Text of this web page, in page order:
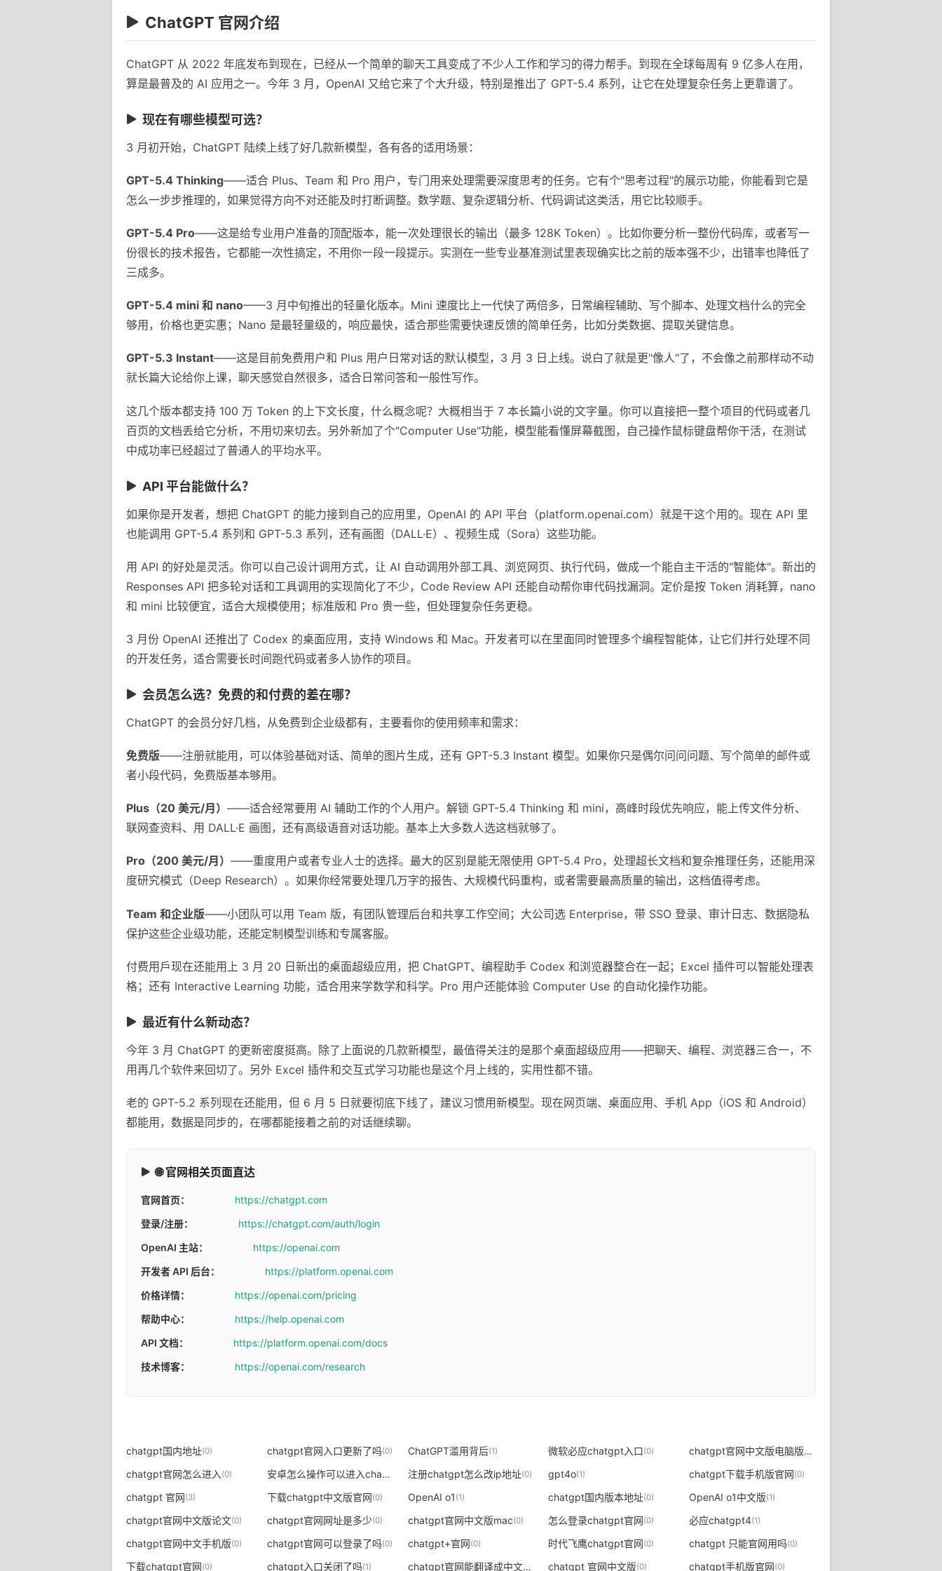
ChatGPT 官网介绍
ChatGPT 从 2022 年底发布到现在，已经从一个简单的聊天工具变成了不少人工作和学习的得力帮手。到现在全球每周有 9 亿多人在用，
算是最普及的 AI 应用之一。今年 3 月，OpenAI 又给它来了个大升级，特别是推出了 GPT-5.4 系列，让它在处理复杂任务上更靠谱了。
现在有哪些模型可选？
3 月初开始，ChatGPT 陆续上线了好几款新模型，各有各的适用场景：
GPT-5.4 Thinking——适合 Plus、Team 和 Pro 用户，专门用来处理需要深度思考的任务。它有个"思考过程"的展示功能，你能看到它是
怎么一步步推理的，如果觉得方向不对还能及时打断调整。数学题、复杂逻辑分析、代码调试这类活，用它比较顺手。
GPT-5.4 Pro——这是给专业用户准备的顶配版本，能一次处理很长的输出（最多 128K Token）。比如你要分析一整份代码库，或者写一
份很长的技术报告，它都能一次性搞定，不用你一段一段提示。实测在一些专业基准测试里表现确实比之前的版本强不少，出错率也降低了
三成多。
GPT-5.4 mini 和 nano——3 月中旬推出的轻量化版本。Mini 速度比上一代快了两倍多，日常编程辅助、写个脚本、处理文档什么的完全
够用，价格也更实惠；Nano 是最轻量级的，响应最快，适合那些需要快速反馈的简单任务，比如分类数据、提取关键信息。
GPT-5.3 Instant——这是目前免费用户和 Plus 用户日常对话的默认模型，3 月 3 日上线。说白了就是更"像人"了，不会像之前那样动不动
就长篇大论给你上课，聊天感觉自然很多，适合日常问答和一般性写作。
这几个版本都支持 100 万 Token 的上下文长度，什么概念呢？大概相当于 7 本长篇小说的文字量。你可以直接把一整个项目的代码或者几
百页的文档丢给它分析，不用切来切去。另外新加了个"Computer Use"功能，模型能看懂屏幕截图，自己操作鼠标键盘帮你干活，在测试
中成功率已经超过了普通人的平均水平。
API 平台能做什么？
如果你是开发者，想把 ChatGPT 的能力接到自己的应用里，OpenAI 的 API 平台（platform.openai.com）就是干这个用的。现在 API 里
也能调用 GPT-5.4 系列和 GPT-5.3 系列，还有画图（DALL·E）、视频生成（Sora）这些功能。
用 API 的好处是灵活。你可以自己设计调用方式，让 AI 自动调用外部工具、浏览网页、执行代码，做成一个能自主干活的"智能体"。新出的
Responses API 把多轮对话和工具调用的实现简化了不少，Code Review API 还能自动帮你审代码找漏洞。定价是按 Token 消耗算，nano
和 mini 比较便宜，适合大规模使用；标准版和 Pro 贵一些，但处理复杂任务更稳。
3 月份 OpenAI 还推出了 Codex 的桌面应用，支持 Windows 和 Mac。开发者可以在里面同时管理多个编程智能体，让它们并行处理不同
的开发任务，适合需要长时间跑代码或者多人协作的项目。
会员怎么选？免费的和付费的差在哪？
ChatGPT 的会员分好几档，从免费到企业级都有，主要看你的使用频率和需求：
免费版——注册就能用，可以体验基础对话、简单的图片生成，还有 GPT-5.3 Instant 模型。如果你只是偶尔问问问题、写个简单的邮件或
者小段代码，免费版基本够用。
Plus（20 美元/月） ——适合经常要用 AI 辅助工作的个人用户。解锁 GPT-5.4 Thinking 和 mini，高峰时段优先响应，能上传文件分析、
联网查资料、用 DALL·E 画图，还有高级语音对话功能。基本上大多数人选这档就够了。
Pro（200 美元/月） ——重度用户或者专业人士的选择。最大的区别是能无限使用 GPT-5.4 Pro，处理超长文档和复杂推理任务，还能用深
度研究模式（Deep Research）。如果你经常要处理几万字的报告、大规模代码重构，或者需要最高质量的输出，这档值得考虑。
Team 和企业版——小团队可以用 Team 版，有团队管理后台和共享工作空间；大公司选 Enterprise，带 SSO 登录、审计日志、数据隐私
保护这些企业级功能，还能定制模型训练和专属客服。
付费用戶现在还能用上 3 月 20 日新出的桌面超级应用，把 ChatGPT、编程助手 Codex 和浏览器整合在一起；Excel 插件可以智能处理表
格；还有 Interactive Learning 功能，适合用来学数学和科学。Pro 用户还能体验 Computer Use 的自动化操作功能。
最近有什么新动态？
今年 3 月 ChatGPT 的更新密度挺高。除了上面说的几款新模型，最值得关注的是那个桌面超级应用——把聊天、编程、浏览器三合一，不
用再几个软件来回切了。另外 Excel 插件和交互式学习功能也是这个月上线的，实用性都不错。
老的 GPT-5.2 系列现在还能用，但 6 月 5 日就要彻底下线了，建议习惯用新模型。现在网页端、桌面应用、手机 App（iOS 和 Android）
都能用，数据是同步的，在哪都能接着之前的对话继续聊。
🌐 官网相关页面直达
官网首页：
https://chatgpt.com
登录/注册：
https://chatgpt.com/auth/login
OpenAI 主站：
https://openai.com
开发者 API 后台：
https://platform.openai.com
价格详情：
https://openai.com/pricing
帮助中心：
https://help.openai.com
API 文档：
https://platform.openai.com/docs
技术博客：
https://openai.com/research
chatgpt国内地址(0) chatgpt官网入口更新了吗(0) ChatGPT滥用背后(1) 微软必应chatgpt入口(0) chatgpt官网中文版电脑版免费
chatgpt官网怎么进入 (0) 安卓怎么操作可以进入chatgpt官网 (0)
注册chatgpt怎么改ip地址(0) gpt4o(1) chatgpt下载手机版官网(0)
chatgpt 官网(3) 下载chatgpt中文版官网(0) OpenAI o1 (1) chatgpt国内版本地址(0) OpenAI o1中文版(1)
chatgpt官网中文版论文(0) chatgpt官网网址是多少(0) chatgpt官网中文版mac(0) 怎么登录chatgpt官网(0) 必应chatgpt4(1)
chatgpt官网中文手机版(0) chatgpt官网可以登录了吗(0) chatgpt+官网(0) 时代飞鹰chatgpt官网(0) chatgpt 只能官网用吗(0)
下载chatgpt官网(0) chatgpt入口关闭了吗(1) chatgpt官网能翻译成中文吗 chatgpt 官网中文版(0) chatgpt手机版官网(0)